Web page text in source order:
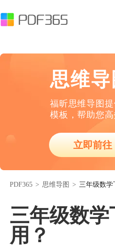
思维导
福昕思维导图
模板，帮助您
立即前往
PDF365 > 思维导图 > 三年级数学
三年级数
用？